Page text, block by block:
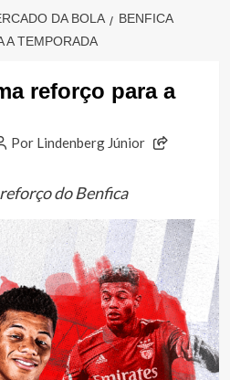
DA BOLA
BENFICA
A TEMPORADA
reforço para a
Por Lindenberg Júnior
do Benfica